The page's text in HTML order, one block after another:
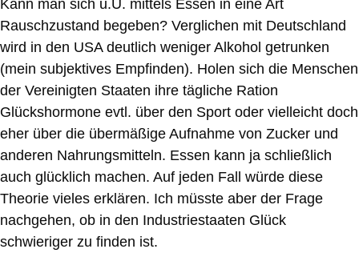
Kann man sich u.U. mittels Essen in eine Art
Rauschzustand begeben? Verglichen mit Deutschland
wird in den USA deutlich weniger Alkohol getrunken
(mein subjektives Empfinden). Holen sich die Menschen
der Vereinigten Staaten ihre tägliche Ration
Glückshormone evtl. über den Sport oder vielleicht doch
eher über die übermäßige Aufnahme von Zucker und
anderen Nahrungsmitteln. Essen kann ja schließlich
auch glücklich machen. Auf jeden Fall würde diese
Theorie vieles erklären. Ich müsste aber der Frage
nachgehen, ob in den Industriestaaten Glück
schwieriger zu finden ist.